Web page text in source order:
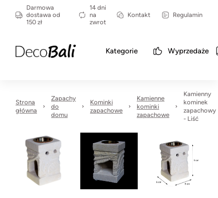
Darmowa
dostawa od
150 zł
14 dni
na
zwrot
Kontakt Regulamin
Kategorie Wyprzedaże
Strona
główna
Zapachy
do
domu
Kominki
zapachowe
Kamienne
kominki
zapachowe
Kamienny
kominek
zapachowy
- Liść